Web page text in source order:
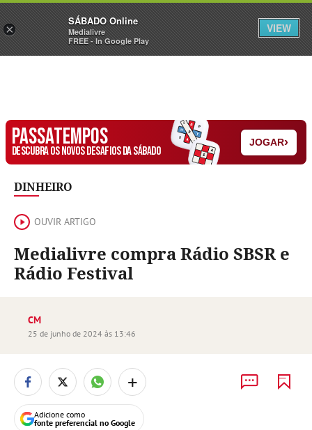
Sábado Assine Iniciar Sessão
PASSATEMPOS
DESCUBRA OS NOVOS DESAFIOS DA SÁBADO
JOGAR›
DINHEIRO
OUVIR ARTIGO
Medialivre compra Rádio SBSR e
Rádio Festival
CM
25 de junho de 2024 às 13:46
+
Adicione como
fonte preferencial no Google
×
SÁBADO Online
Medialivre
FREE - In Google Play
VIEW